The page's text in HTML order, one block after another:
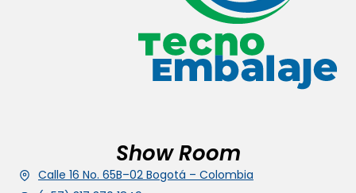
Show Room
Calle 16 No. 65B–02 Bogotá – Colombia